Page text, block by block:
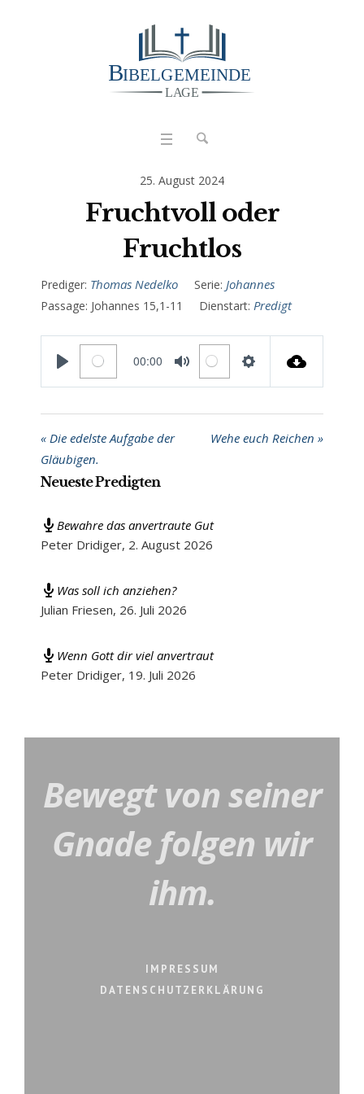
25. August 2024
Fruchtvoll oder
Fruchtlos
Prediger: Thomas Nedelko Serie: Johannes
Passage: Johannes 15,1-11 Dienstart: Predigt
PLAY
00:00
MUTE
« Die edelste Aufgabe der
Gläubigen.
Wehe euch Reichen »
Neueste Predigten
Bewahre das anvertraute Gut
Peter Dridiger, 2. August 2026
Was soll ich anziehen?
Julian Friesen, 26. Juli 2026
Wenn Gott dir viel anvertraut
Peter Dridiger, 19. Juli 2026
Bewegt von seiner
Gnade folgen wir
ihm.
IMPRESSUM
DATENSCHUTZERKLÄRUNG